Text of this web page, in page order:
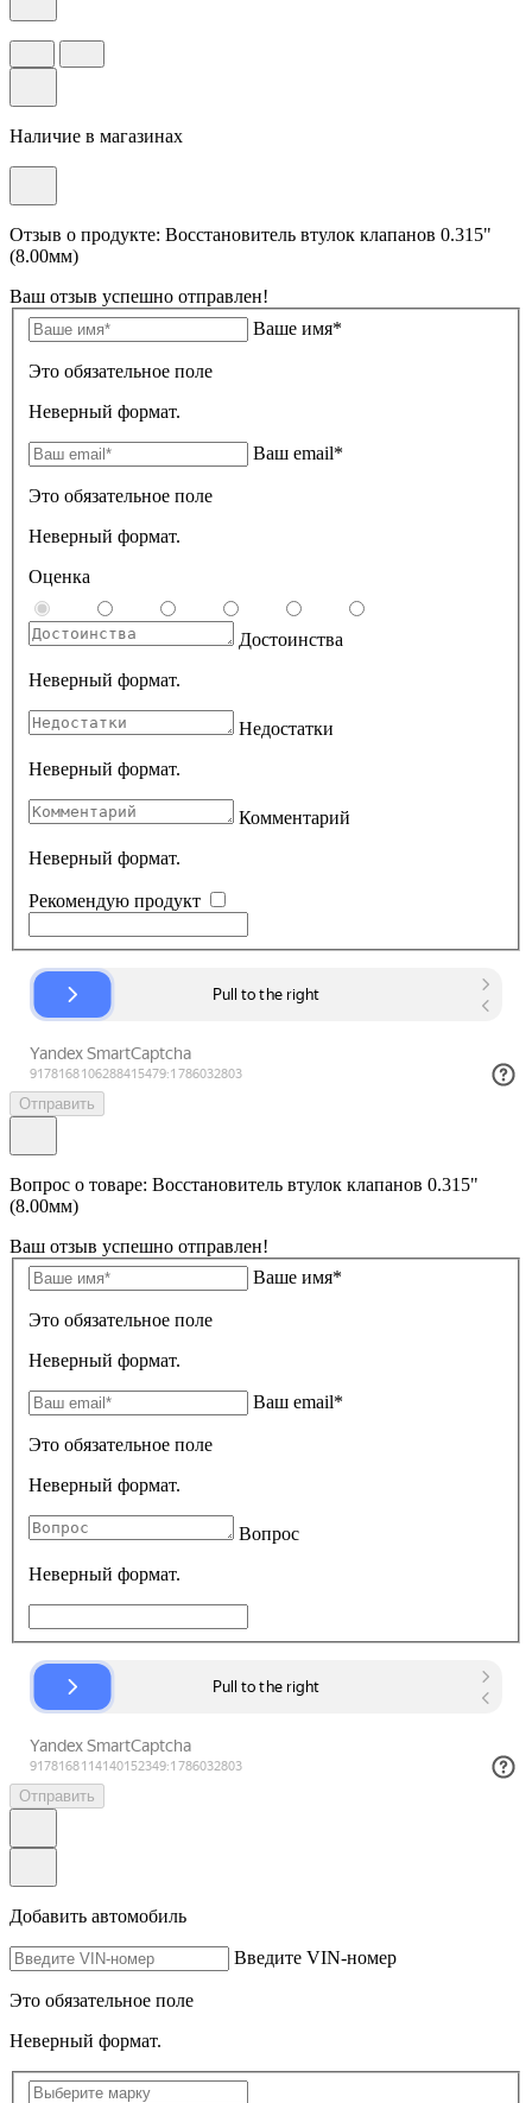
Наличие в магазинах
Отзыв о продукте: Восстановитель втулок клапанов 0.315"
(8.00мм)
Ваш отзыв успешно отправлен!
Ваше имя*
Это обязательное поле
Неверный формат.
Ваш email*
Это обязательное поле
Неверный формат.
Оценка
Достоинства
Неверный формат.
Недостатки
Неверный формат.
Комментарий
Неверный формат.
Рекомендую продукт
Отправить
Вопрос о товаре: Восстановитель втулок клапанов 0.315"
(8.00мм)
Ваш отзыв успешно отправлен!
Ваше имя*
Это обязательное поле
Неверный формат.
Ваш email*
Это обязательное поле
Неверный формат.
Вопрос
Неверный формат.
Отправить
Добавить автомобиль
Введите VIN-номер
Это обязательное поле
Неверный формат.